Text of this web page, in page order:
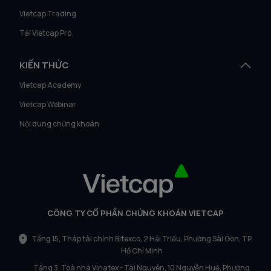
Vietcap Trading
Tải Vietcap Pro
KIẾN THỨC
Vietcap Academy
Vietcap Webinar
Nội dung chứng khoán
CÔNG TY CỔ PHẦN CHỨNG KHOÁN VIETCAP
Tầng 15, Tháp tài chính Bitexco, 2 Hải Triều, Phường Sài Gòn, TP.
Hồ Chí Minh
Tầng 3, Toà nhà Vinatex - Tài Nguyên, 10 Nguyễn Huệ, Phường